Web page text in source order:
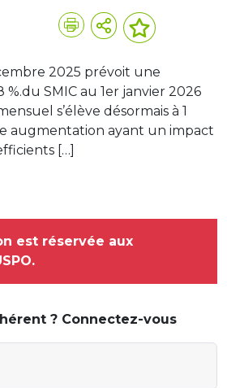
2025 prévoit une
%.du SMIC au 1er janvier 2026
s’élève désormais à 1
augmentation ayant un impact
[…]
est réservée aux
? Connectez-vous